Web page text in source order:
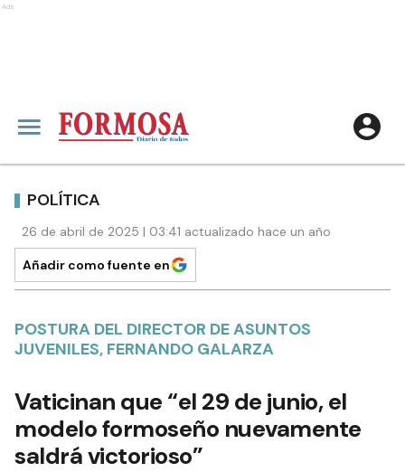
Ads
POLÍTICA
26 de abril de 2025 | 03:41 actualizado hace un año
Añadir como fuente en
POSTURA DEL DIRECTOR DE ASUNTOS
JUVENILES, FERNANDO GALARZA
Vaticinan que “el 29 de junio, el
modelo formoseño nuevamente
saldrá victorioso”